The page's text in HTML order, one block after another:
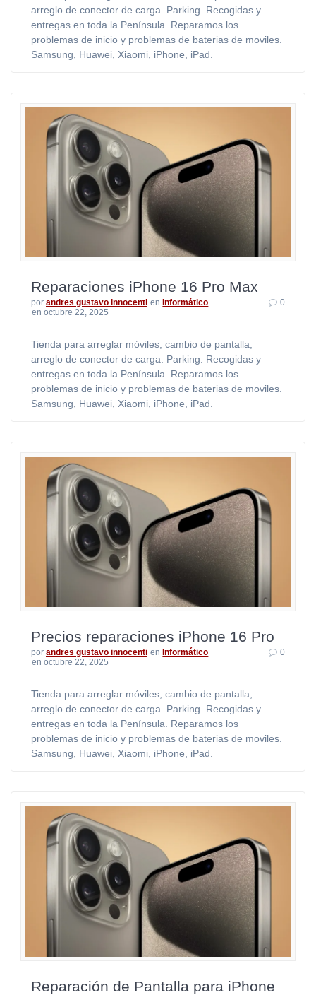
arreglo de conector de carga. Parking. Recogidas y
entregas en toda la Península. Reparamos los
problemas de inicio y problemas de baterias de moviles.
Samsung, Huawei, Xiaomi, iPhone, iPad.
Reparaciones iPhone 16 Pro Max
por andres gustavo innocenti en Informático
en octubre 22, 2025
0
Tienda para arreglar móviles, cambio de pantalla,
arreglo de conector de carga. Parking. Recogidas y
entregas en toda la Península. Reparamos los
problemas de inicio y problemas de baterias de moviles.
Samsung, Huawei, Xiaomi, iPhone, iPad.
Precios reparaciones iPhone 16 Pro
por andres gustavo innocenti en Informático
en octubre 22, 2025
0
Tienda para arreglar móviles, cambio de pantalla,
arreglo de conector de carga. Parking. Recogidas y
entregas en toda la Península. Reparamos los
problemas de inicio y problemas de baterias de moviles.
Samsung, Huawei, Xiaomi, iPhone, iPad.
Reparación de Pantalla para iPhone